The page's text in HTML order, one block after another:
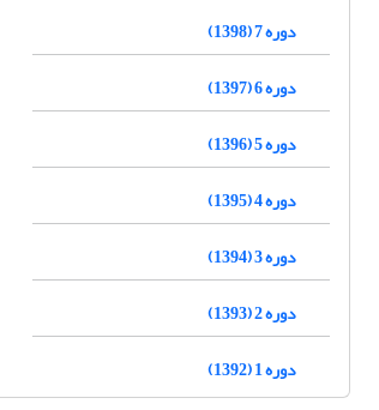
دوره 7 (1398)
دوره 6 (1397)
دوره 5 (1396)
دوره 4 (1395)
دوره 3 (1394)
دوره 2 (1393)
دوره 1 (1392)